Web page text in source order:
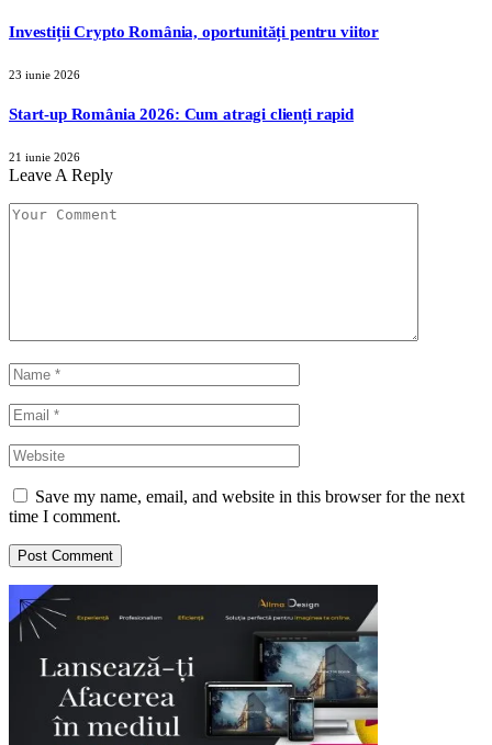
Investiții Crypto România, oportunități pentru viitor
23 iunie 2026
Start-up România 2026: Cum atragi clienți rapid
21 iunie 2026
Leave A Reply
Save my name, email, and website in this browser for the next
time I comment.